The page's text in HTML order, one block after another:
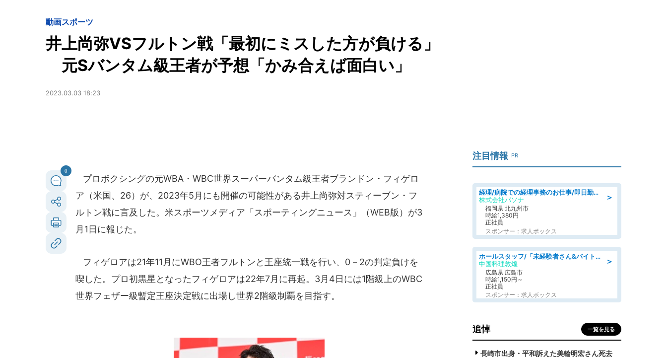
動画スポーツ
井上尚弥VSフルトン戦「最初にミスした方が負ける」
元Sバンタム級王者が予想「かみ合えば面白い」
2023.03.03 18:23
0
プロボクシングの元WBA・WBC世界スーパーバンタム級王者ブランドン・フィゲロ
ア（米国、26）が、2023年5月にも開催の可能性がある井上尚弥対スティーブン・フ
ルトン戦に言及した。米スポーツメディア「スポーティングニュース」（WEB版）が3
月1日に報じた。
フィゲロアは21年11月にWBO王者フルトンと王座統一戦を行い、0－2の判定負けを
喫した。プロ初黒星となったフィゲロアは22年7月に再起。3月4日には1階級上のWBC
世界フェザー級暫定王座決定戦に出場し世界2階級制覇を目指す。
注目情報 PR
＞
経理/病院での経理事務のお仕事/即日勤務可/車通勤可/経理/一般事務
株式会社パソナ
福岡県 北九州市
時給1,380円
正社員
スポンサー：求人ボックス
＞
ホールスタッフ/「未経験者さん&バイトデビューも大歓迎」残業ほぼなし×1日3時間〜勤務OK!フォロー体制も充実/広島県/広島市南区
中国料理敦煌
広島県 広島市
時給1,150円～
正社員
スポンサー：求人ボックス
追悼 一覧を見る
長崎市出身・平和訴えた美輪明宏さん死去